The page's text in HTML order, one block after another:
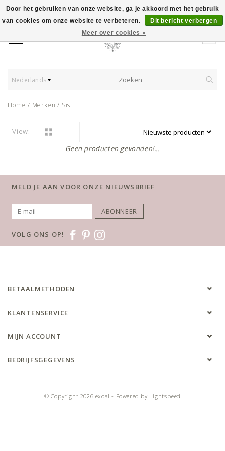
Nederlands
Home / Merken / Sisi
View:
Geen producten gevonden!...
Door het gebruiken van onze website, ga je akkoord met het gebruik
van cookies om onze website te verbeteren.
Dit bericht verbergen
Meer over cookies »
MELD JE AAN VOOR ONZE NIEUWSBRIEF
ABONNEER
VOLG ONS OP!
BETAALMETHODEN
KLANTENSERVICE
MIJN ACCOUNT
BEDRIJFSGEGEVENS
© Copyright 2026 exoal - Powered by Lightspeed